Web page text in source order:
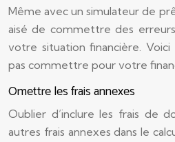
Même avec un simulateur de
aisé de commettre des
votre situation financière.
pas commettre pour votre
Omettre les frais annexes
Oublier d’inclure les frais de
autres frais annexes dans le